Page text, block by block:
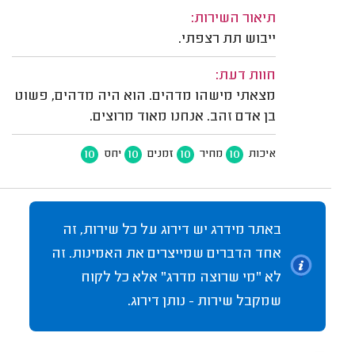
תיאור השירות:
ייבוש תת רצפתי.
חוות דעת:
מצאתי מישהו מדהים. הוא היה מדהים, פשוט
בן אדם זהב. אנחנו מאוד מרוצים.
איכות 10 מחיר 10 זמנים 10 יחס 10
באתר מידרג יש דירוג על כל שירות, זה
אחד הדברים שמייצרים את האמינות. זה
לא "מי שרוצה מדרג" אלא כל לקוח
שמקבל שירות - נותן דירוג.